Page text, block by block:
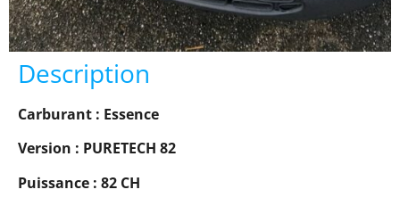
Description
Carburant : Essence
Version : PURETECH 82
Puissance : 82 CH